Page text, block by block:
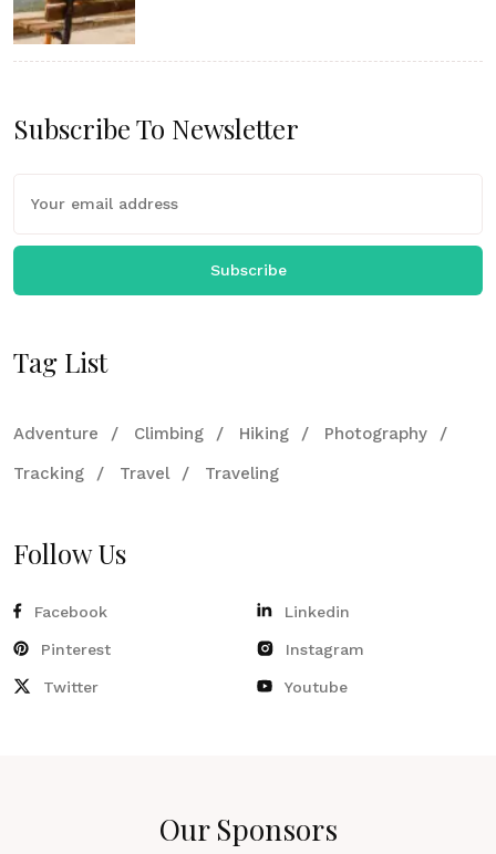
Subscribe To Newsletter
Subscribe
Tag List
Adventure Climbing Hiking
Photography
Tracking
Travel Traveling
Follow Us
Facebook
Pinterest
Twitter
Linkedin
Instagram
Youtube
Our Sponsors